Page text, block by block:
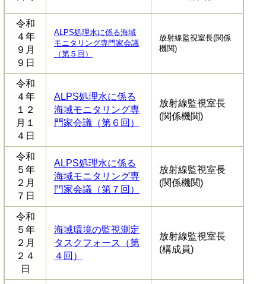
令和
４年
９月
９日
ALPS処理水に係る海域
モニタリング専門家会議
（第５回）
放射線監視室長(関係
機関)
令和
４年
１２
月１
４日
ALPS処理水に係る
海域モニタリング専
門家会議（第６回）​
放射線監視室長
(関係機関)
令和
５年
２月
７日
ALPS処理水に係る
海域モニタリング専
門家会議（第７回）
放射線監視室長
(関係機関)
令和
５年
２月
２４
日
海域環境の監視測定
タスクフォース（第
４回）
放射線監視室長
(構成員)